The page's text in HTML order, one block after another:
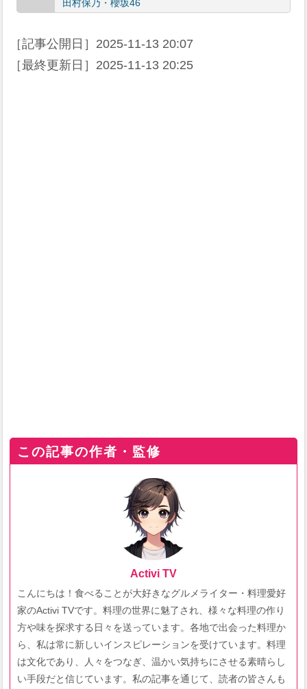
田村保乃 ・ 櫻坂46
［記事公開日］ 2025-11-13 20:07
［最終更新日］ 2025-11-13 20:25
この記事の作者・監修
Activi TV
こんにちは！食べることが大好きなグルメライター・料理愛好
家のActivi TVです。料理の世界に魅了され、様々な料理の作り
方や味を探求する日々を送っています。各地で出会った料理か
ら、私は常に新しいインスピレーションを受けています。料理
は文化であり、人々をつなぎ、温かい気持ちにさせる素晴らし
い手段だと信じています。私の記事を通じて、読者の皆さんも